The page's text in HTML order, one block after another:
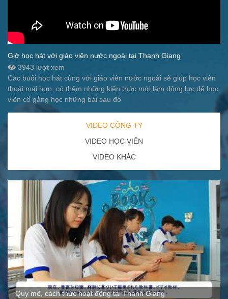
Giờ học hát với giáo viên nước ngoài tại Thanh Giang
3943 lượt xem
Các buổi học hát cùng với giáo viên nước ngoài sẽ giúp học viên
thoải mái hơn, có thêm những kiến thức mới làm động lực để học
viên cố gắng học những bài sau đó
VIDEO CÔNG TY
VIDEO HỌC VIÊN
VIDEO KHÁC
Quy mô, cách thức hoạt động tại Thanh Giang